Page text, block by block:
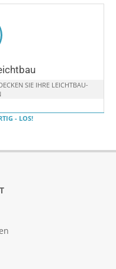
SIE IHRE LEICHTBAU-
- LOS!